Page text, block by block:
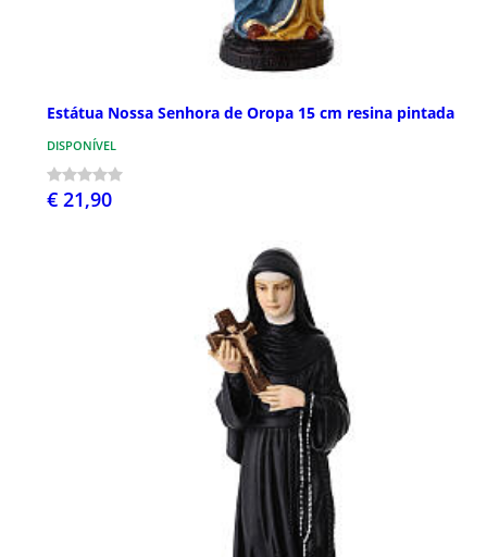
Estátua Nossa Senhora de Oropa 15 cm resina pintada
DISPONÍVEL
€ 21,90